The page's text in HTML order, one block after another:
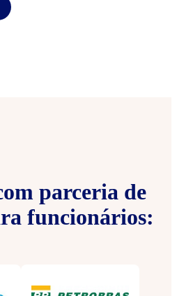
parceria de
funcionários: